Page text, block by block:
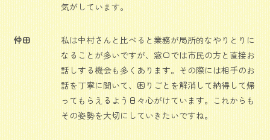
気がしています。
仲田
私は中村さんと比べると業務が局所的なやりとりに
なることが多いですが、窓口では市民の方と直接お
話しする機会も多くあります。その際には相手のお
話を丁寧に聞いて、困りごとを解消して納得して帰
ってもらえるよう日々心がけています。これからも
その姿勢を大切にしていきたいですね。